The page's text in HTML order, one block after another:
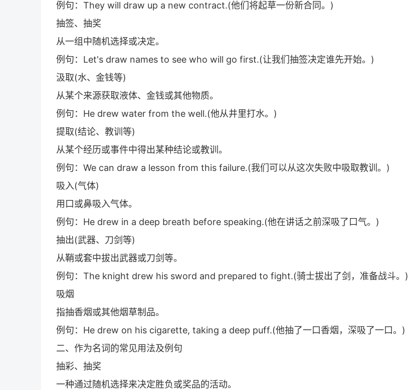
例句：They will draw up a new contract.(他们将起草一份新合同。)
抽签、抽奖
从一组中随机选择或决定。
例句：Let's draw names to see who will go first.(让我们抽签决定谁先开始。)
汲取(水、金钱等)
从某个来源获取液体、金钱或其他物质。
例句：He drew water from the well.(他从井里打水。)
提取(结论、教训等)
从某个经历或事件中得出某种结论或教训。
例句：We can draw a lesson from this failure.(我们可以从这次失败中吸取教训。)
吸入(气体)
用口或鼻吸入气体。
例句：He drew in a deep breath before speaking.(他在讲话之前深吸了口气。)
抽出(武器、刀剑等)
从鞘或套中拔出武器或刀剑等。
例句：The knight drew his sword and prepared to fight.(骑士拔出了剑，准备战斗。)
吸烟
指抽香烟或其他烟草制品。
例句：He drew on his cigarette, taking a deep puff.(他抽了一口香烟，深吸了一口。)
二、作为名词的常见用法及例句
抽彩、抽奖
一种通过随机选择来决定胜负或奖品的活动。